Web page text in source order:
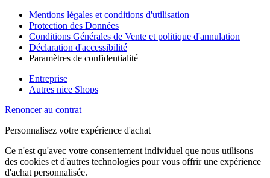
Mentions légales et conditions d'utilisation
Protection des Données
Conditions Générales de Vente et politique d'annulation
Déclaration d'accessibilité
Paramètres de confidentialité
Entreprise
Autres nice Shops
Renoncer au contrat
Personnalisez votre expérience d'achat
Ce n'est qu'avec votre consentement individuel que nous utilisons
des cookies et d'autres technologies pour vous offrir une expérience
d'achat personnalisée.